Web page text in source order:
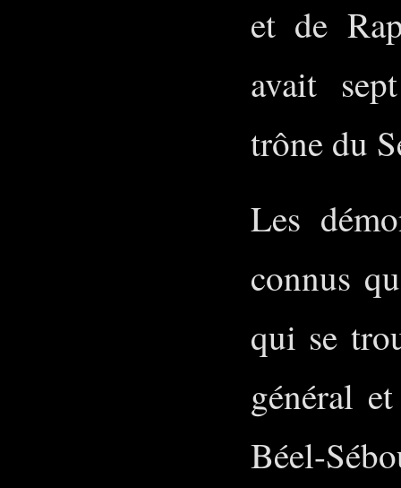
et de
avait
trône du
Les
connus
qui se
général
Béel-